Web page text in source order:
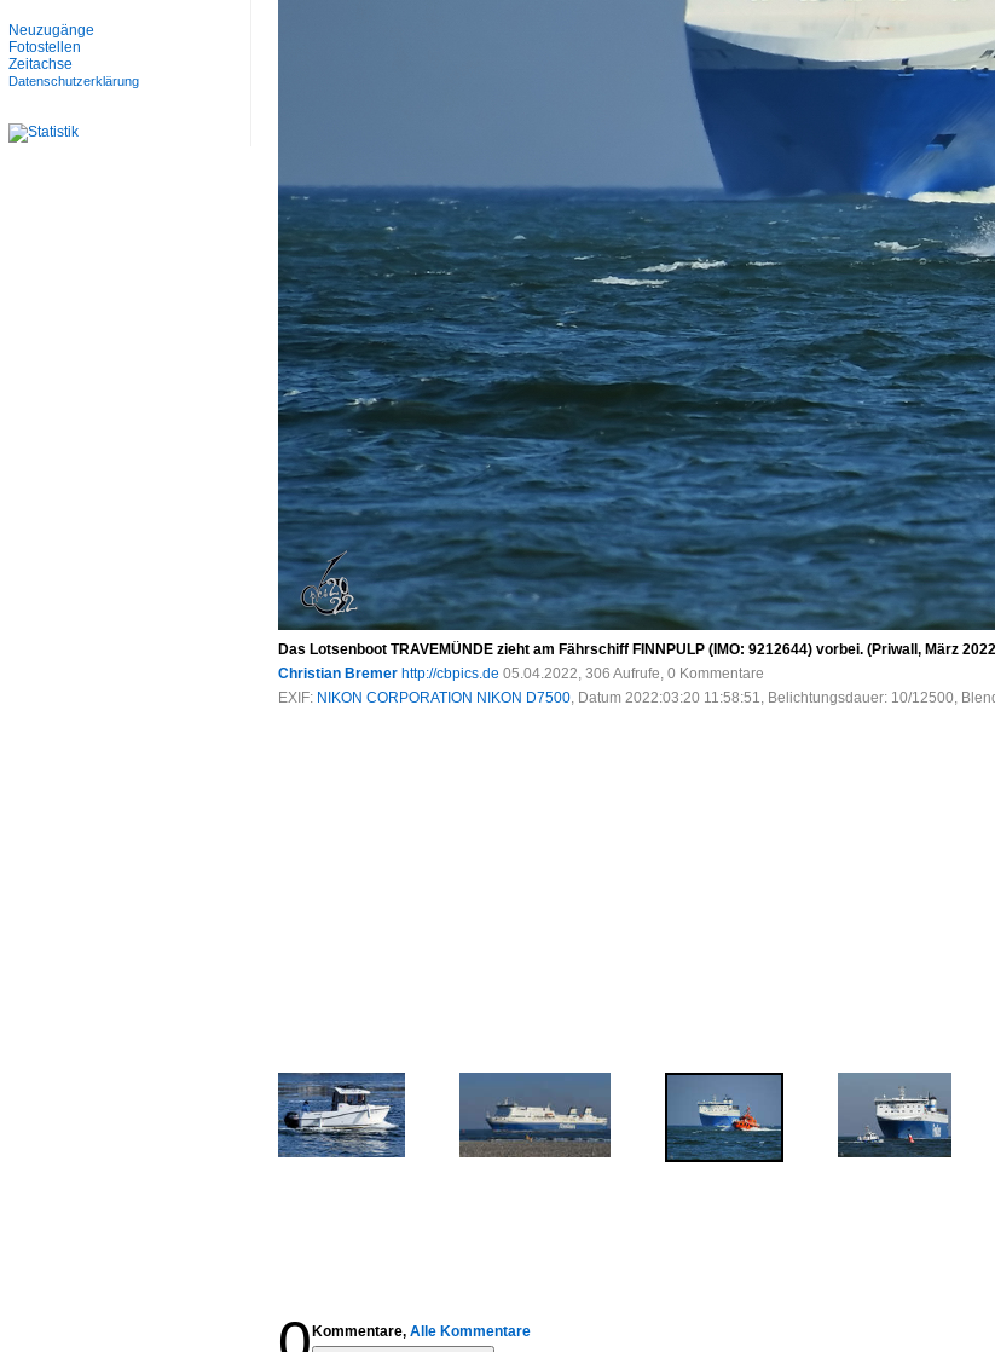
Das Lotsenboot TRAVEMÜNDE zieht am Fährschiff FINNPULP (IMO: 9212644) vorbei. (Priwall, März
Christian Bremer http://cbpics.de 05.04.2022, 306 Aufrufe, 0 Kommentare
EXIF: NIKON CORPORATION NIKON D7500, Datum 2022:03:20 11:58:51, Belichtungsdauer: 10/12500,
Kommentare, Alle Kommentare
Neuzugänge
Fotostellen
Zeitachse
Datenschutzerklärung